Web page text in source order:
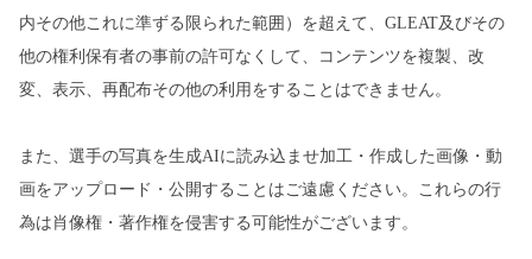
内その他これに準ずる限られた範囲）を超えて、GLEAT及びその
他の権利保有者の事前の許可なくして、コンテンツを複製、改
変、表示、再配布その他の利用をすることはできません。
また、選手の写真を生成AIに読み込ませ加工・作成した画像・動
画をアップロード・公開することはご遠慮ください。これらの行
為は肖像権・著作権を侵害する可能性がございます。